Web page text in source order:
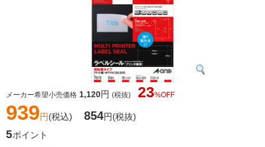
メーカー希望小売価格 1,120円 (税抜) 23%OFF
939円(税込) 854円(税抜)
5ポイント